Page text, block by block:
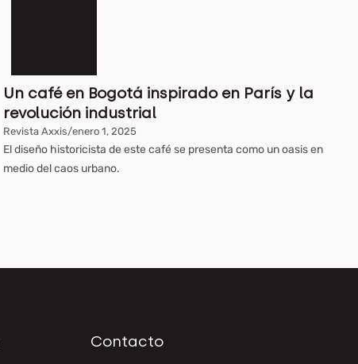
Un café en Bogotá inspirado en París y la
revolución industrial
Revista Axxis/enero 1, 2025
El diseño historicista de este café se presenta como un oasis en
medio del caos urbano.
Contacto